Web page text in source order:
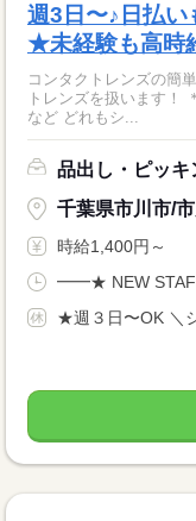
週3日〜♪日払
★未経験も高時
コンタクトレンズの簡単軽作業♪ ▼具体的には…
トレンズを扱います！ ＊ピッキング ＊検品 ＊梱包 ＊入出荷作業
など どれもシ...
品出し・ピッキ
千葉県市川市/
時給1,400円～
━━★ NEW
★週３日〜OK ＼